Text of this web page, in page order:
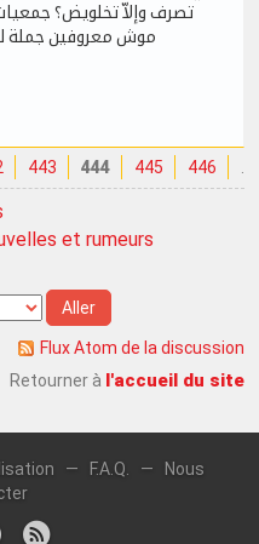
تصرف وإلاّ تخلويض؟
موش معروفين جملة
443 444 445 446
et rumeurs
Flux Atom de la discussion
Retourner à l'accueil du site
— F.A.Q. —
Nous